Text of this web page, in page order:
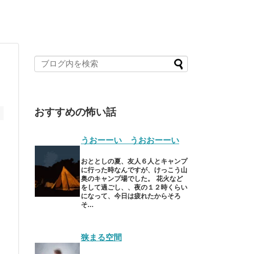
おすすめの怖い話
うおーーい うおおーーい
おととしの夏、友人６人とキャンプ
に行った時なんですが、けっこう山
奥のキャンプ場でした。 花火など
をして過ごし、、夜の１２時くらい
になって、今日は疲れたからそろ
そ...
狭まる空間